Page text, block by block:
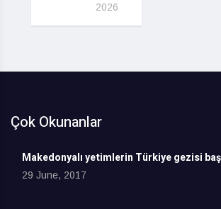
2026
Çok Okunanlar
Makedonyalı yetimlerin Türkiye gezisi
29 June, 2017